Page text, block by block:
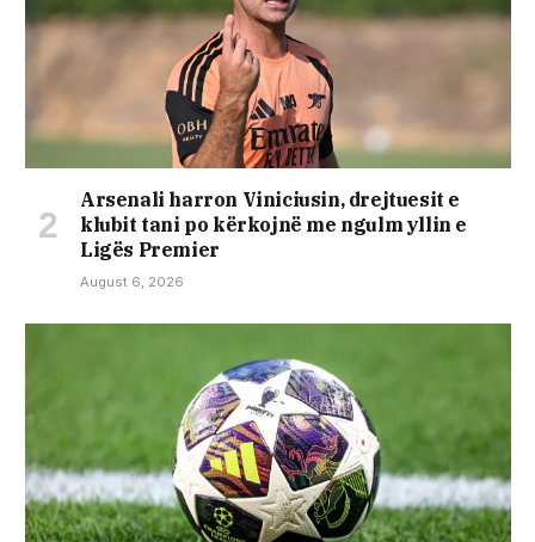
Arsenali harron Viniciusin, drejtuesit e
klubit tani po kërkojnë me ngulm yllin e
Ligës Premier
August 6, 2026